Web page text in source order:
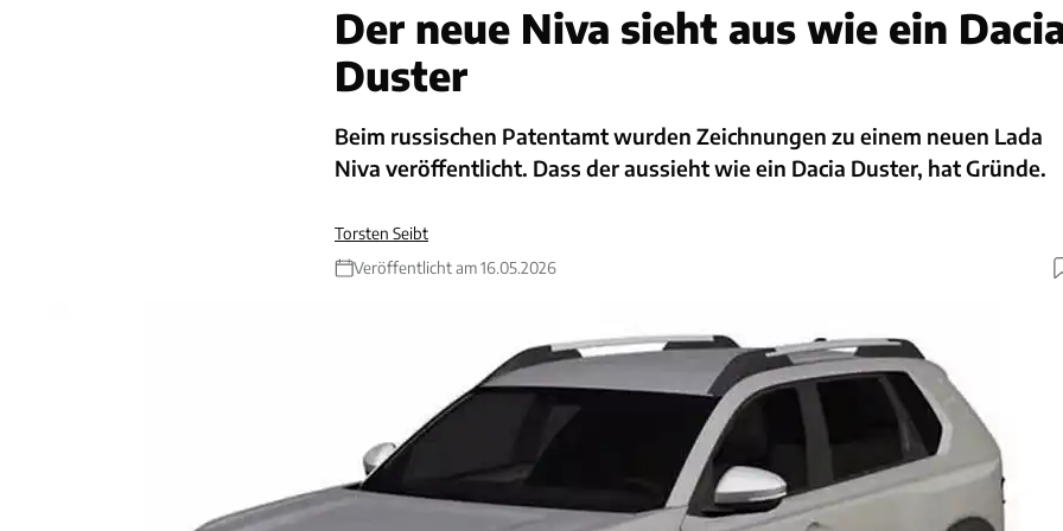
Der neue Niva sieht aus wie ein
Duster
Beim russischen Patentamt wurden Zeichnungen zu einem neuen Lada
Niva veröffentlicht. Dass der aussieht wie ein Dacia Duster, hat Gründe.
Torsten Seibt
Veröffentlicht am 16.05.2026